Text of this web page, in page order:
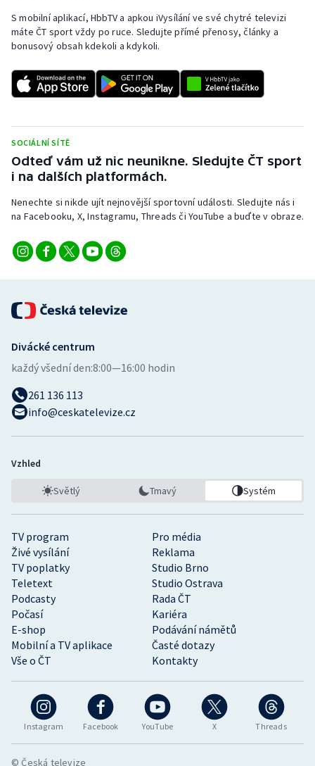
Rychlobruslení
Rychlostní kanoistika
Short track
Stolní tenis
Triatlon
Veslování
Vodní slalom
Volejbal
Ostatní
S mobilní aplikací, HbbTV a apkou iVysílání ve své chytré televizi
máte ČT sport vždy po ruce. Sledujte přímé přenosy, články a
bonusový obsah kdekoli a kdykoli.
SOCIÁLNÍ SÍTĚ
Odteď vám už nic neunikne. Sledujte ČT sport
i na dalších platformách.
Nenechte si nikde ujít nejnovější sportovní události. Sledujte nás i
na Facebooku, X, Instagramu, Threads či YouTube a buďte v obraze.
Instagram Facebook YouTube X Threads
TV program
Pro média
Živé vysílání
Reklama
TV poplatky
Studio Brno
Teletext
Studio Ostrava
Podcasty
Rada ČT
Počasí
Kariéra
E-shop
Podávání námětů
Mobilní a TV aplikace
Časté dotazy
Vše o ČT
Kontakty
Divácké centrum
každý všední den:8:00—16:00 hodin
261 136 113
info@ceskatelevize.cz
Vzhled
Světlý Tmavý Systém
© Česká televize